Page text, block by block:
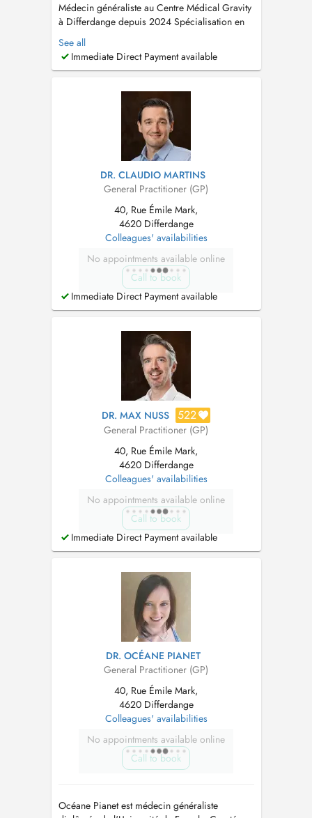
Médecin généraliste au Centre Médical Gravity
à Differdange depuis 2024 Spécialisation en
Médecine générale à l'Université de
Luxembourg en 2023 Bachelor et Master en
Médecine à L'Université Catholique de Louvain
partir de 3 ans...
See all
Immediate Direct Payment available
DR. CLAUDIO MARTINS
General Practitioner (GP)
40, Rue Émile Mark,
4620 Differdange
Colleagues' availabilities
No appointments available online
Call to book
Immediate Direct Payment available
DR. MAX NUSS 522
General Practitioner (GP)
40, Rue Émile Mark,
4620 Differdange
Colleagues' availabilities
No appointments available online
Call to book
Immediate Direct Payment available
DR. OCÉANE PIANET
General Practitioner (GP)
40, Rue Émile Mark,
4620 Differdange
Colleagues' availabilities
No appointments available online
Call to book
Océane Pianet est médecin généraliste